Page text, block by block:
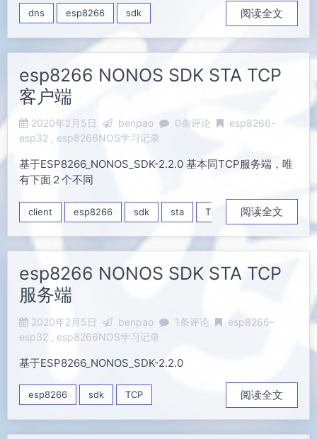
dns esp8266 sdk 阅读全文
esp8266 NONOS SDK STA TCP
客户端
2020年2月5日 benpao 0条评论
esp8266-
esp32
esp8266NOS学习记录
基于ESP8266_NONOS_SDK-2.2.0 基本同TCP服务端，唯
有下面２个不同
client esp8266 sdk sta TCP 阅读全文
esp8266 NONOS SDK STA TCP
服务端
2020年2月5日 benpao 1条评论
esp8266-
esp32
esp8266NOS学习记录
基于ESP8266_NONOS_SDK-2.2.0
esp8266 sdk TCP 阅读全文